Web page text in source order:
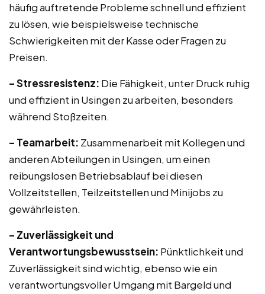
häufig auftretende Probleme schnell und effizient
zu lösen, wie beispielsweise technische
Schwierigkeiten mit der Kasse oder Fragen zu
Preisen.
– Stressresistenz: Die Fähigkeit, unter Druck ruhig
und effizient in Usingen zu arbeiten, besonders
während Stoßzeiten.
– Teamarbeit: Zusammenarbeit mit Kollegen und
anderen Abteilungen in Usingen, um einen
reibungslosen Betriebsablauf bei diesen
Vollzeitstellen, Teilzeitstellen und Minijobs zu
gewährleisten.
– Zuverlässigkeit und
Verantwortungsbewusstsein: Pünktlichkeit und
Zuverlässigkeit sind wichtig, ebenso wie ein
verantwortungsvoller Umgang mit Bargeld und